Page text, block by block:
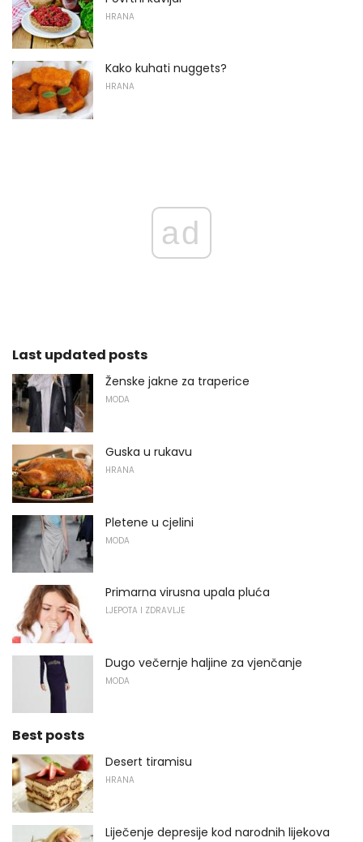
HRANA
Kako kuhati nuggets?
HRANA
ad
Last updated posts
Ženske jakne za traperice
MODA
Guska u rukavu
HRANA
Pletene u cjelini
MODA
Primarna virusna upala pluća
LJEPOTA I ZDRAVLJE
Dugo večernje haljine za vjenčanje
MODA
Best posts
Desert tiramisu
HRANA
Liječenje depresije kod narodnih lijekova